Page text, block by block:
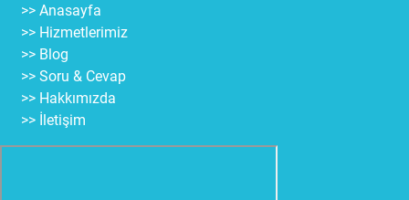
>> Anasayfa
>> Hizmetlerimiz
>> Blog
>> Soru & Cevap
>> Hakkımızda
>> İletişim